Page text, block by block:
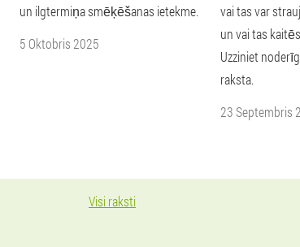
un ilgtermiņa smēķēšanas ietekme.
5 Oktobris 2025
vai tas var
un vai tas
Uzziniet
raksta.
23 Septembris
Visi raksti